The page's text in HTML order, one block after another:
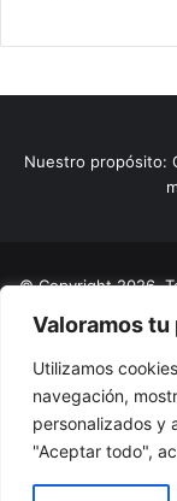
Valoramos
Utilizamos
navegación,
personalizados y
"Aceptar todo",
Nuestro propósito:
© Copyright 2026,
Home
Actualidad
El